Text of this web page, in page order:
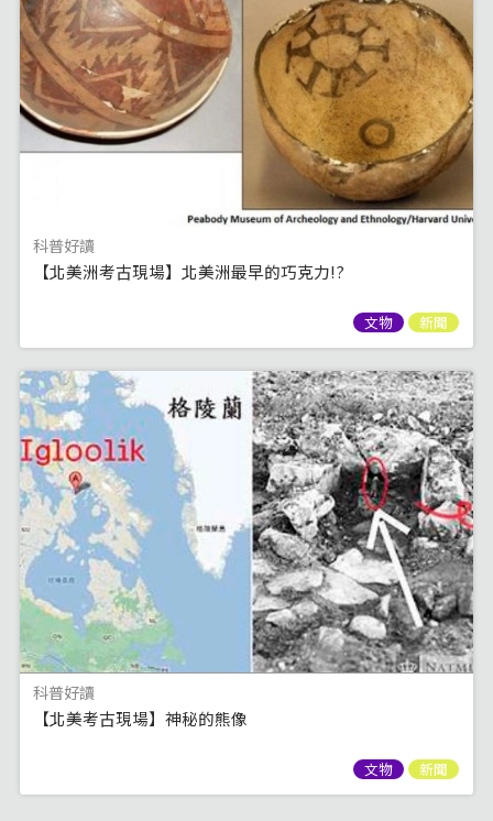
科普好讀
【北美洲考古現場】北美洲最早的巧克力!?
文物 新聞
科普好讀
【北美考古現場】神秘的熊像
文物 新聞